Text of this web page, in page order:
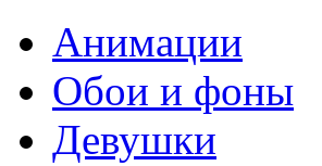
Анимации
Обои и фоны
Девушки